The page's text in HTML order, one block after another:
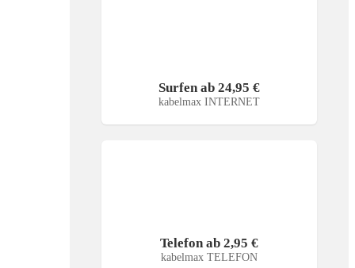
Surfen ab 24,95 €
kabelmax INTERNET
Telefon ab 2,95 €
kabelmax TELEFON